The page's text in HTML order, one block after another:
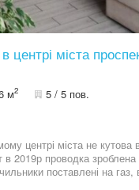
центрі міста
м2 5 / 5 пов.
центрі міста не кутова
2019р проводка зроблена
поставлені на газ,